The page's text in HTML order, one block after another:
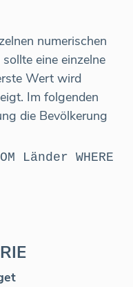
numerischen
eine einzelne
Wert wird
Im folgenden
die Bevölkerung
Länder WHERE